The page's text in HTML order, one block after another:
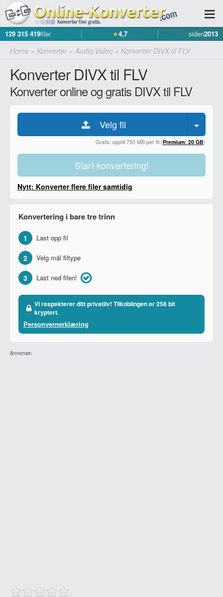
129 315 419filer ★4,7 siden2013
Home » Konverter» Audio/Video » Konverter DIVX til FLV
Konverter DIVX til FLV
Konverter online og gratis DIVX til FLV
Velg fil
Gratis: opptil 750 MB per fil (Premium: 20 GB)
Start konvertering!
Nytt: Konverter flere filer samtidig
Konvertering i bare tre trinn
1 Last opp fil
2 Velg mål filtype
3 Last ned filen!
Vi respekterer ditt privatliv! Tilkoblingen er 256 bit
kryptert.
Personvernerklæring
Annonse: